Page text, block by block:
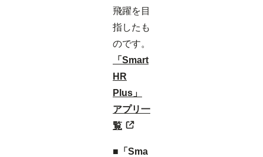
飛躍を目
指したも
のです。
「Smart
HR
Plus」
アプリ一
覧
■「Sma